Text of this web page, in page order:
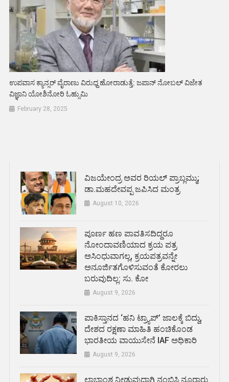
ಉಪವಾಸ ಕ್ಯಾನ್ಸರ್ ವೈರಾಣು ವಿರುಧ್ದ ಹೋರಾಡುತ್ತೆ: ಜಪಾನ್ ನೋಬಲ್ ವಿಜೇತ
ವಿಜ್ಞಾನಿ ಯೋಶಿನೋರಿ ಓಹ್ಸುಮಿ
February 28, 2025
ವಿಜಯೇಂದ್ರ ಅವರ ರಿಯಲ್ ಪ್ರಾಬ್ಲಮ್ಮು;
ಡಾ.ಮಹದೇವಪ್ಪ ಜಪಿಸಿದ ಮಂತ್ರ
August 10, 2026
ಪೂರ್ಣ ಹಣ ಪಾವತಿಸದಿದ್ದರೂ
ನೋಂದಾವಣಿಯಾದ ಕ್ರಯ ಪತ್ರ
ಅಸಿಂಧುವಾಗಲ್ಲ, ಕ್ರಯಪತ್ರವನ್ನೇ
ಅನೂರ್ಜಿತಗೊಳಿಸುವಂತೆ ಕೋರಲು
ಬರುವುದಿಲ್ಲ: ಸು. ಕೋ
August 9, 2026
ಪಾಕಿಸ್ತಾನದ ‘ಹನಿ ಟ್ರ್ಯಾಪ್’ ಜಾಲಕ್ಕೆ ಬಿದ್ದು,
ದೇಶದ ರಕ್ಷಣಾ ಮಾಹಿತಿ ಹಂಚಿಕೊಂಡ
ಭಾರತೀಯ ವಾಯುಸೇನೆ IAF ಅಧಿಕಾರಿ
August 9, 2026
ಲಾಭಾಂಶ ನೀಡುವುದಾಗಿ ನಂಬಿಸಿ ನೂರಾರು